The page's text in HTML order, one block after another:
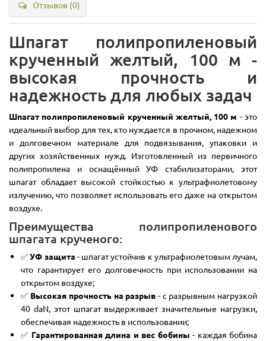
Отзывов (0)
Шпагат полипропиленовый
крученный желтый, 100 м -
высокая прочность и
надежность для любых задач
Шпагат полипропиленовый крученный желтый, 100 м - это
идеальный выбор для тех, кто нуждается в прочном, надежном
и долговечном материале для подвязывания, упаковки и
других хозяйственных нужд. Изготовленный из первичного
полипропилена и оснащённый УФ стабилизаторами, этот
шпагат обладает высокой стойкостью к ультрафиолетовому
излучению, что позволяет использовать его даже на открытом
воздухе.
Преимущества полипропиленового
шпагата крученого:
✅УФ защита - шпагат устойчив к ультрафиолетовым лучам,
что гарантирует его долговечность при использовании на
открытом воздухе;
✅ Высокая прочность на разрыв - с разрывным нагрузкой
40 daN, этот шпагат выдерживает значительные нагрузки,
обеспечивая надежность в использовании;
✅ Гарантированная длина и вес бобины- каждая бобина